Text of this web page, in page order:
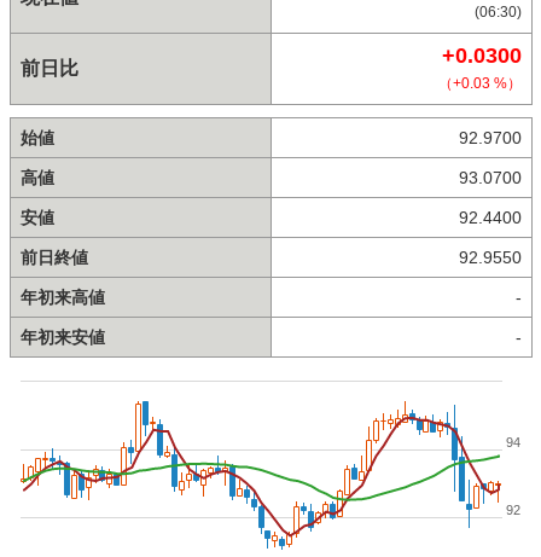
(06:30)
前日比
+0.0300
（+0.03 %）
始値 92.9700
高値 93.0700
安値 92.4400
前日終値 92.9550
年初来高値 -
年初来安値 -
92
94